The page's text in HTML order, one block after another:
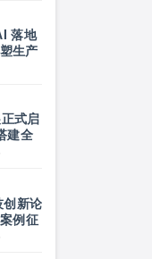
落地
生产
式启
建全
新论
例征